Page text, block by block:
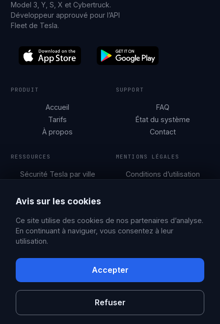
Model 3, Y, S, X et Cybertruck.
Développeur approuvé pour l’API
Fleet de Tesla.
PRODUIT
Accueil
Tarifs
À propos
SUPPORT
FAQ
État du système
Contact
RESSOURCES
Sécurité Tesla par ville
stationnement
MENTIONS LÉGALES
Conditions d’utilisation
Sentry Pro est une application indépendante, non affiliée à Tesla,
Inc. ni approuvée par celle-ci. Tesla est une marque déposée de
Tesla, Inc.
Avis sur les cookies
Ce site utilise des cookies de nos partenaires d’analyse.
En continuant à naviguer, vous consentez à leur
utilisation.
Accepter
Refuser